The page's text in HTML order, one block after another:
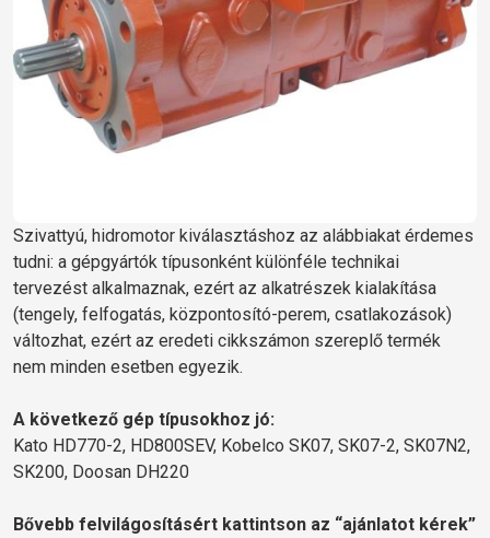
Szivattyú, hidromotor kiválasztáshoz az alábbiakat érdemes
tudni: a gépgyártók típusonként különféle technikai
tervezést alkalmaznak, ezért az alkatrészek kialakítása
(tengely, felfogatás, központosító-perem, csatlakozások)
változhat, ezért az eredeti cikkszámon szereplő termék
nem minden esetben egyezik.
A következő gép típusokhoz jó:
Kato HD770-2, HD800SEV, Kobelco SK07, SK07-2, SK07N2,
SK200, Doosan DH220
Bővebb felvilágosításért kattintson az “ajánlatot kérek”